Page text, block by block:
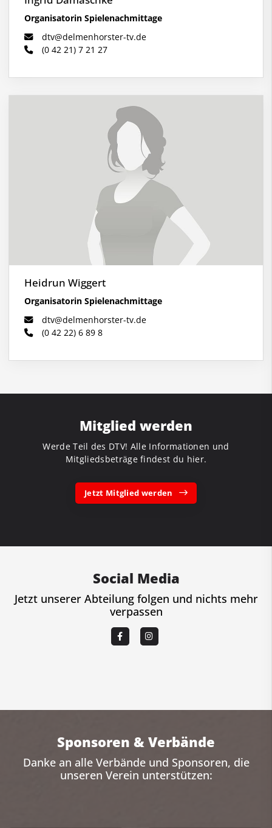
Organisatorin Spielenachmittage
dtv@delmenhorster-tv.de
(0 42 21) 7 21 27
Heidrun Wiggert
Organisatorin Spielenachmittage
dtv@delmenhorster-tv.de
(0 42 22) 6 89 8
Mitglied werden
Werde Teil des DTV! Alle Informationen und
Mitgliedsbeträge findest du hier.
Jetzt Mitglied werden
Social Media
Jetzt unserer Abteilung folgen und nichts mehr
verpassen
Sponsoren & Verbände
Danke an alle Verbände und Sponsoren, die
unseren Verein unterstützen: